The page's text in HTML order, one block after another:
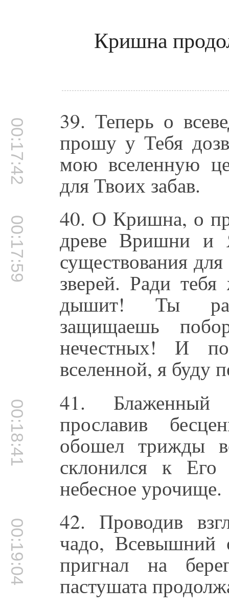
Кришна
00:17:42 39. Теперь о
прошу у Тебя
мою вселенную
для Твоих забав.
00:17:59 40. О Кришна, о
древе Вришни и
существования
зверей. Ради
дышит! Ты
защищаешь
нечестных! И
вселенной, я буду
00:18:41 41.
прославив
обошел трижды
склонился к
небесное урочище.
00:19:04 42. Проводив
чадо, Всевышний
пригнал на
пастушата